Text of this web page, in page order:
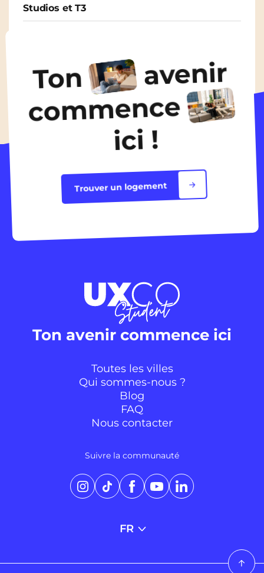
Studios et T3
Découvrir les logements
Ton avenir
commence
ici !
Trouver un logement
Ton avenir commence ici
Toutes les villes
Qui sommes-nous ?
Blog
FAQ
Nous contacter
Suivre la communauté
Instagram
TikTokFacebookYouTubeLinkedIn
FR
Retour